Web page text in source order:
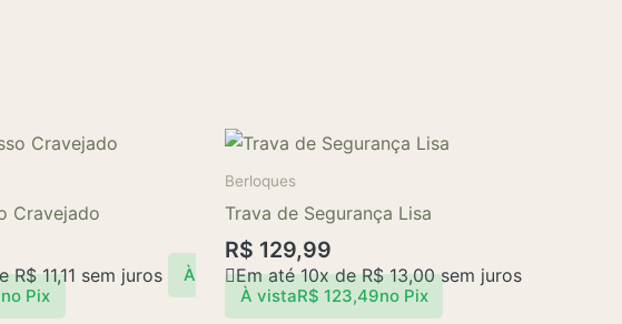
Cravejado
R$11,11 sem juros
À
no Pix
Berloques
Trava de Segurança Lisa
R$ 129,99
Em até 10x deR$13,00sem juros
À vistaR$ 123,49no Pix